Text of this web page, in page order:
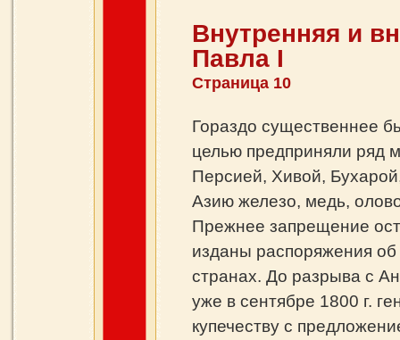
Внутренняя и
Павла I
Страница 10
Гораздо существеннее
целью предприняли ряд
Персией, Хивой,
Азию железо, медь,
Прежнее запрещение
изданы распоряжения об
странах. До разрыва с
уже в сентябре 1800 г.
купечеству с